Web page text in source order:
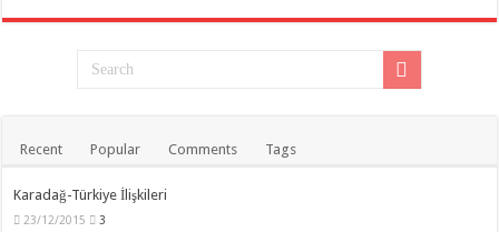
Recent Popular Comments Tags
Karadağ-Türkiye İlişkileri
23/12/2015 3